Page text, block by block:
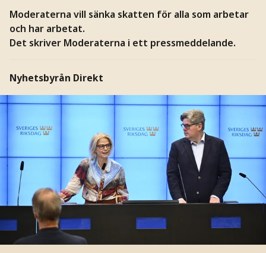
Moderaterna vill sänka skatten för alla som arbetar
och har arbetat.
Det skriver Moderaterna i ett pressmeddelande.
Nyhetsbyrån Direkt